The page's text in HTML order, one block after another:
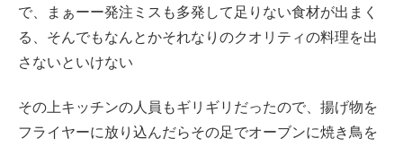
で、まぁーー発注ミスも多発して足りない食材が出まく
る、そんでもなんとかそれなりのクオリティの料理を出
さないといけない
その上キッチンの人員もギリギリだったので、揚げ物を
フライヤーに放り込んだらその足でオーブンに焼き鳥を